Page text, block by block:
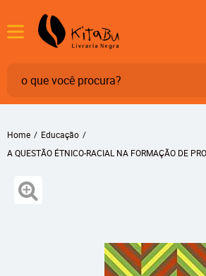
Home
Educação
A QUESTÃO ÉTNICO-RACIAL NA FORMAÇÃO DE